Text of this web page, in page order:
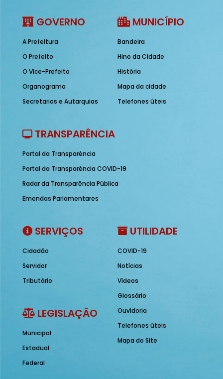
GOVERNO
A Prefeitura
O Prefeito
O Vice-Prefeito
Organograma
Secretarias e Autarquias
MUNICÍPIO
Bandeira
Hino da Cidade
História
Mapa da cidade
Telefones úteis
TRANSPARÊNCIA
Portal da Transparência
Portal da Transparência COVID-19
Radar da Transparência Pública
Emendas Parlamentares
SERVIÇOS
Cidadão
Servidor
Tributário
LEGISLAÇÃO
Municipal
Estadual
Federal
UTILIDADE
COVID-19
Notícias
Vídeos
Glossário
Ouvidoria
Telefones úteis
Mapa do Site